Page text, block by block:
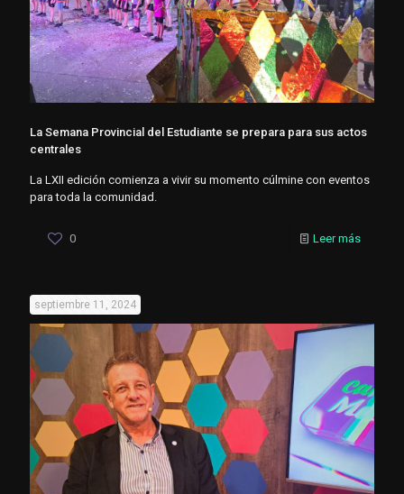
La Semana Provincial del Estudiante se prepara para sus actos
centrales
La LXII edición comienza a vivir su momento cúlmine con eventos
para toda la comunidad.
0 Leer más
septiembre 11, 2024